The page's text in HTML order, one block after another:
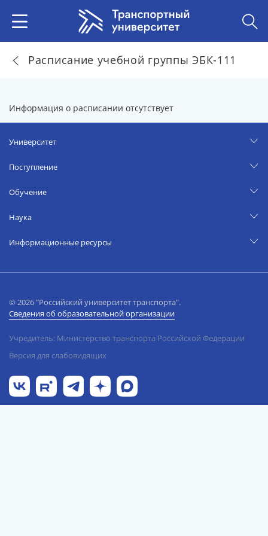
Расписание учебной группы ЭБК-111
Информация о расписании отсутствует
Университет
Поступление
Обучение
Наука
Информационные ресурсы
© 2026 "Российский университет транспорта".
Сведения об образовательной организации
Учредитель: Министерство транспорта Российской Федерации
Версия для слабовидящих